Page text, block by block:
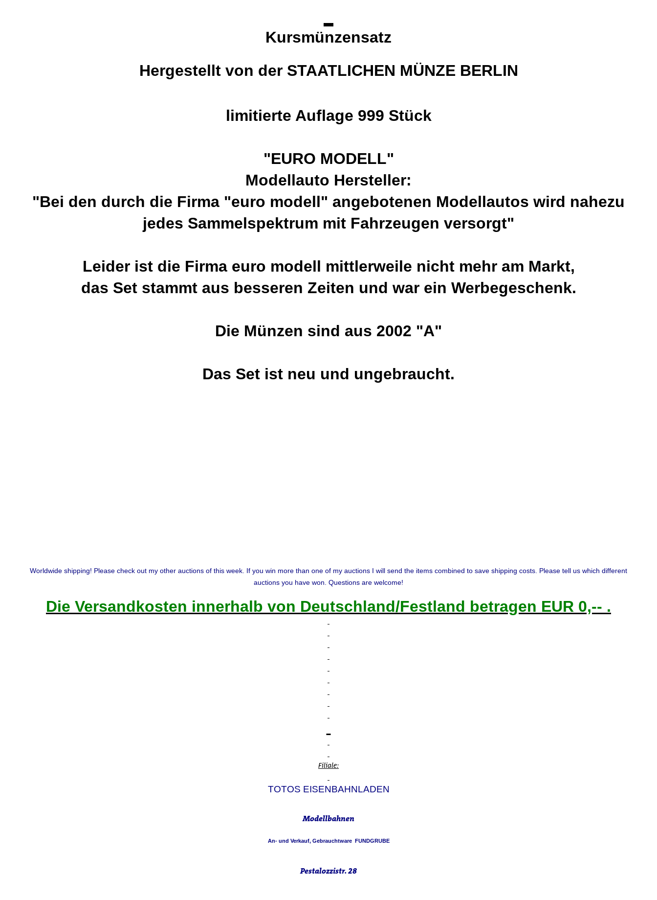
Kursmünzensatz
Hergestellt von der STAATLICHEN MÜNZE BERLIN
limitierte Auflage 999 Stück
"EURO MODELL"
Modellauto Hersteller:
"Bei den durch die Firma "euro modell" angebotenen Modellautos wird nahezu
jedes Sammelspektrum mit Fahrzeugen versorgt"
Leider ist die Firma euro modell mittlerweile nicht mehr am Markt,
das Set stammt aus besseren Zeiten und war ein Werbegeschenk.
Die Münzen sind aus 2002 "A"
Das Set ist neu und ungebraucht.
Worldwide shipping! Please check out my other auctions of this week. If you win more than one of my auctions I will send the items combined to save shipping costs. Please tell us which different
auctions you have won. Questions are welcome!
Die Versandkosten innerhalb von Deutschland/Festland betragen EUR 0,-- .
Filiale:
TOTOS EISENBAHNLADEN
Modellbahnen
An- und Verkauf, Gebrauchtware FUNDGRUBE
Pestalozzistr. 28